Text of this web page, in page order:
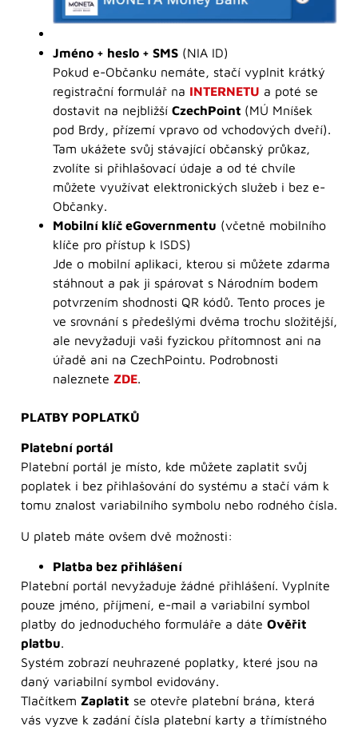
Jméno + heslo + SMS (NIA ID)
Pokud e-Občanku nemáte, stačí vyplnit krátký
registrační formulář na INTERNETU a poté se
dostavit na nejbližší CzechPoint (MÚ Mníšek
pod Brdy, přízemí vpravo od vchodových dveří).
Tam ukážete svůj stávající občanský průkaz,
zvolíte si přihlašovací údaje a od té chvíle
můžete využívat elektronických služeb i bez e-
Občanky.
Mobilní klíč eGovernmentu (včetně mobilního
klíče pro přístup k ISDS)
Jde o mobilní aplikaci, kterou si můžete zdarma
stáhnout a pak ji spárovat s Národním bodem
potvrzením shodnosti QR kódů. Tento proces je
ve srovnání s předešlými dvěma trochu složitější,
ale nevyžaduji vaši fyzickou přítomnost ani na
úřadě ani na CzechPointu. Podrobnosti
naleznete ZDE.
PLATBY POPLATKŮ
Platební portál
Platební portál je místo, kde můžete zaplatit svůj
poplatek i bez přihlašování do systému a stačí vám k
tomu znalost variabilního symbolu nebo rodného čísla.
U plateb máte ovšem dvě možnosti:
Platba bez přihlášení
Platební portál nevyžaduje žádné přihlášení. Vyplníte
pouze jméno, příjmení, e-mail a variabilní symbol
platby do jednoduchého formuláře a dáte Ověřit
platbu.
Systém zobrazí neuhrazené poplatky, které jsou na
daný variabilní symbol evidovány.
Tlačítkem Zaplatit se otevře platební brána, která
vás vyzve k zadání čísla platební karty a třímístného